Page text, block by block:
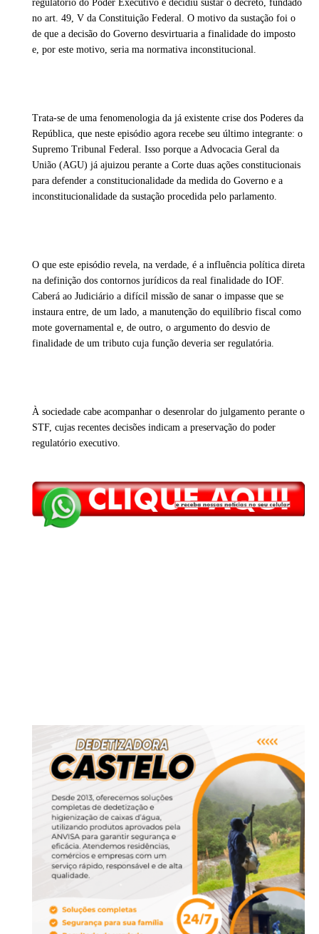
regulatório do Poder Executivo e decidiu sustar o decreto, fundado
no art. 49, V da Constituição Federal. O motivo da sustação foi o
de que a decisão do Governo desvirtuaria a finalidade do imposto
e, por este motivo, seria ma normativa inconstitucional.
Trata-se de uma fenomenologia da já existente crise dos Poderes da
República, que neste episódio agora recebe seu último integrante: o
Supremo Tribunal Federal. Isso porque a Advocacia Geral da
União (AGU) já ajuizou perante a Corte duas ações constitucionais
para defender a constitucionalidade da medida do Governo e a
inconstitucionalidade da sustação procedida pelo parlamento.
O que este episódio revela, na verdade, é a influência política direta
na definição dos contornos jurídicos da real finalidade do IOF.
Caberá ao Judiciário a difícil missão de sanar o impasse que se
instaura entre, de um lado, a manutenção do equilíbrio fiscal como
mote governamental e, de outro, o argumento do desvio de
finalidade de um tributo cuja função deveria ser regulatória.
À sociedade cabe acompanhar o desenrolar do julgamento perante o
STF, cujas recentes decisões indicam a preservação do poder
regulatório executivo.